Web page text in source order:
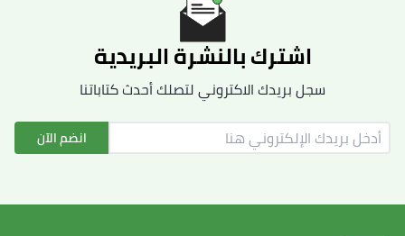
اشترك بالنشرة البريدية
سجل بريدك الاكتروني لتصلك أحدث كتاباتنا
انضم الآن